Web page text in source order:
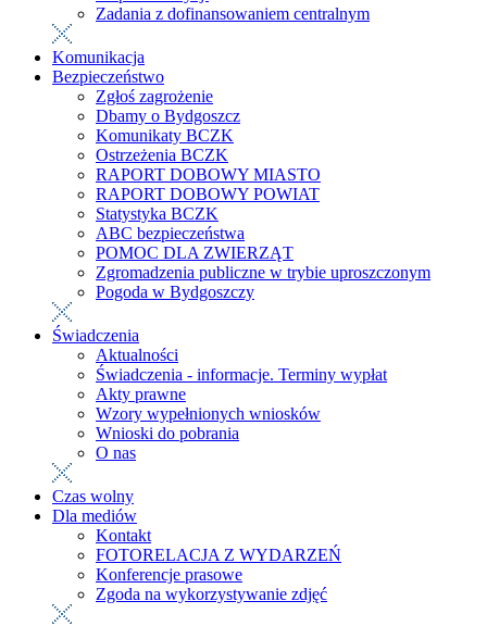
Zadania z dofinansowaniem centralnym
Komunikacja
Bezpieczeństwo
Zgłoś zagrożenie
Dbamy o Bydgoszcz
Komunikaty BCZK
Ostrzeżenia BCZK
RAPORT DOBOWY MIASTO
RAPORT DOBOWY POWIAT
Statystyka BCZK
ABC bezpieczeństwa
POMOC DLA ZWIERZĄT
Zgromadzenia publiczne w trybie uproszczonym
Pogoda w Bydgoszczy
Świadczenia
Aktualności
Świadczenia - informacje. Terminy wypłat
Akty prawne
Wzory wypełnionych wniosków
Wnioski do pobrania
O nas
Czas wolny
Dla mediów
Kontakt
FOTORELACJA Z WYDARZEŃ
Konferencje prasowe
Zgoda na wykorzystywanie zdjęć